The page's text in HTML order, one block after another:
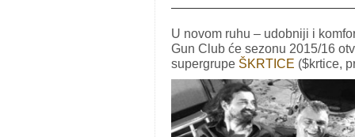
U novom ruhu – udobniji i
Gun Club će sezonu 2015/16
supergrupe ŠKRTICE ($krtice,